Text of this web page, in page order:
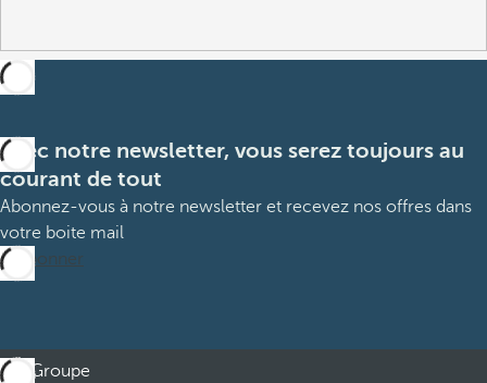
Avec notre newsletter, vous serez toujours au
courant de tout
Abonnez-vous à notre newsletter et recevez nos offres dans
votre boite mail
M’abonner
Groupe